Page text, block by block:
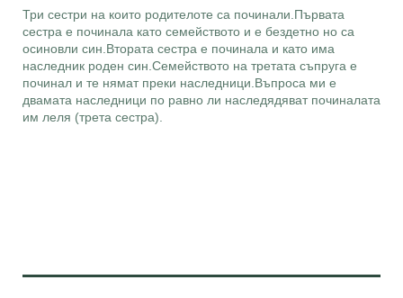
Три сестри на които родителоте са починали.Първата
сестра е починала като семейството и е бездетно но са
осиновли син.Втората сестра е починала и като има
наследник роден син.Семейството на третата съпруга е
починал и те нямат преки наследници.Въпроса ми е
двамата наследници по равно ли наследядяват починалата
им леля (трета сестра).